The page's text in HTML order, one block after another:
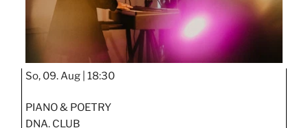
So, 09. Aug | 18:30
PIANO & POETRY
DNA. CLUB